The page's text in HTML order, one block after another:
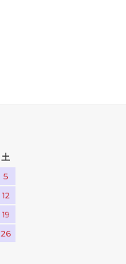
土
5
12
19
26